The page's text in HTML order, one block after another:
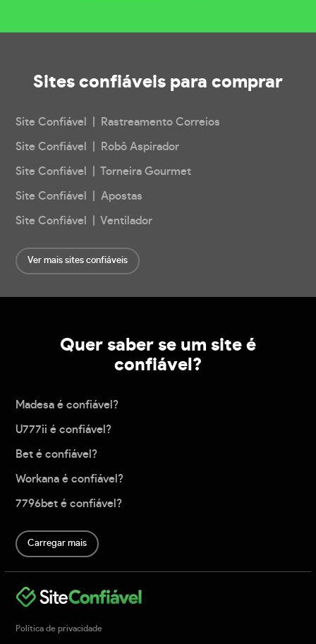
Sites confiáveis para comprar
Site Confiável | Rastreamento Correios
Site Confiável | Robô Aspirador
Site Confiável | Torneira Gourmet
Site Confiável | Apostas
Site Confiável | Ventilador
Ver mais sites confiáveis
Quer saber se um site é
confiável?
Madesa é confiável?
U777ii é confiável?
Bet é confiável?
Workana é confiável?
7796bet é confiável?
Carregar mais
Política de privacidade